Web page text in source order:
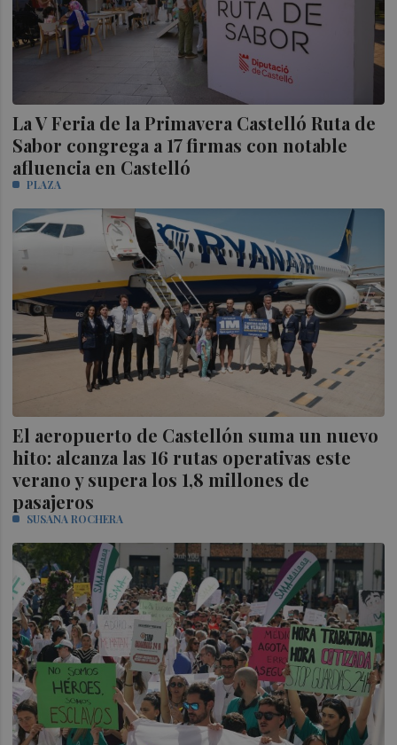
La V Feria de la Primavera Castelló Ruta de
Sabor congrega a 17 firmas con notable
afluencia en Castelló
PLAZA
El aeropuerto de Castellón suma un nuevo
hito: alcanza las 16 rutas operativas este
verano y supera los 1,8 millones de
pasajeros
SUSANA ROCHERA